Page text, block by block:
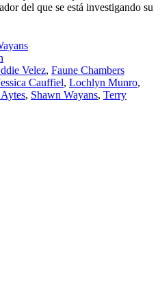
del que se está investigando su
Velez, Faune Chambers
Cauffiel, Lochlyn Munro,
, Shawn Wayans, Terry